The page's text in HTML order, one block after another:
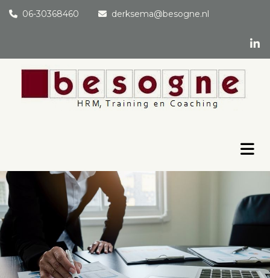
 06-30368460  derksema@besogne.nl